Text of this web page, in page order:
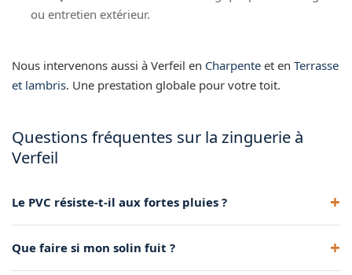
ou entretien extérieur.
Nous intervenons aussi à Verfeil en Charpente et en Terrasse
et lambris. Une prestation globale pour votre toit.
Questions fréquentes sur la zinguerie à
Verfeil
Le PVC résiste-t-il aux fortes pluies ?
parfaitement les eaux de pluie.
Que faire si mon solin fuit ?